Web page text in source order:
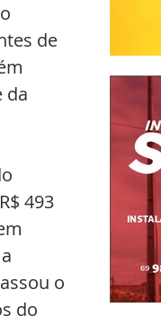
de
da
493
o
do